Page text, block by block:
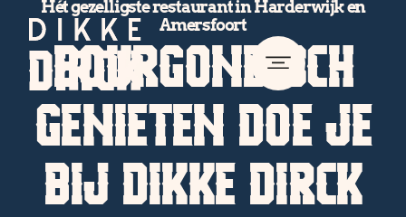
Hét gezelligste restaurant in Harderwijk en
Amersfoort
BOURGONDISCH
GENIETEN DOE JE
BIJ DIKKE DIRCK